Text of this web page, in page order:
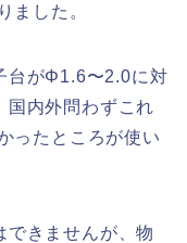
ました。
台がΦ1.6〜2.0に対
国内外問わずこれ
ったところが使い
できませんが、物